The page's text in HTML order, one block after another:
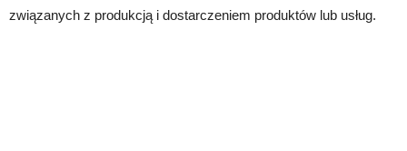
związanych z produkcją i dostarczeniem produktów lub usług.